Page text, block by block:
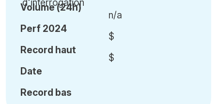
Volume (24h)
Perf 2024
Record haut
Date
Record bas
n/a
$
$